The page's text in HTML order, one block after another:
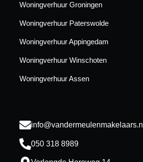
Woningverhuur Groningen
Woningverhuur Paterswolde
Woningverhuur Appingedam
Woningverhuur Winschoten
Woningverhuur Assen
info@vandermeulenmakelaars.nl
050 318 8989